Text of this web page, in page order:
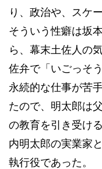
り、政治や、スケ
そういう性癖は坂
ら、幕末土佐人の
佐弁で「いごっそ
永続的な仕事が苦
たので、明太郎は
の教育を引き受け
内明太郎の実業家
執行役であった。